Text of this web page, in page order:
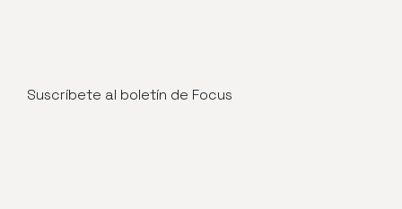
Suscríbete al boletín de Focus